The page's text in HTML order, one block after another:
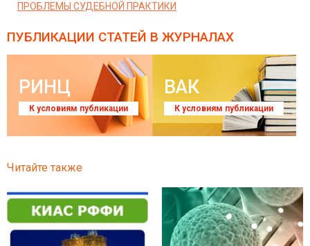
ПРОБЛЕМЫ СУДЕБНОЙ ПРАКТИКИ
ПУБЛИКАЦИИ СТАТЕЙ В ЖУРНАЛАХ
РИНЦ
К условиям публикации
ВАК
К условиям публикации
Читайте также